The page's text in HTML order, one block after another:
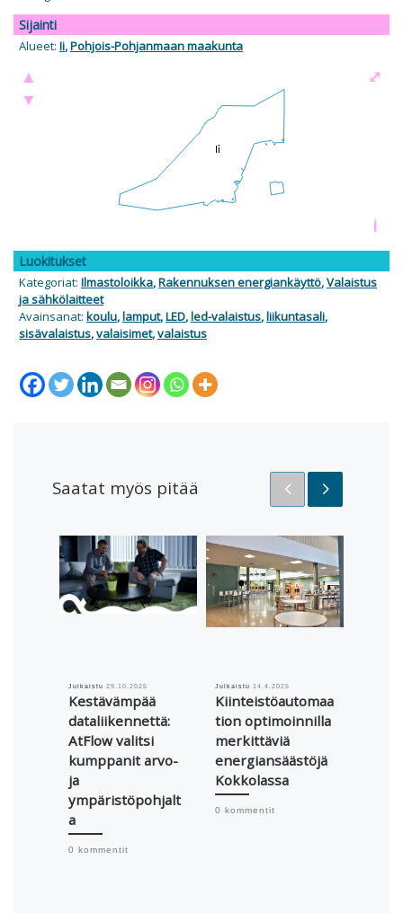
Saatat myös pitää
Julkaistu29.10.2025
Kestävämpää
dataliikennettä:
AtFlow valitsi
kumppanit arvo-
ja
ympäristöpohjalt
a
0 kommentit
Julkaistu14.4.2025
Kiinteistöautomaa
tion optimoinnilla
merkittäviä
energiansäästöjä
Kokkolassa
0 kommentit
Sijainti
Alueet: Ii,Pohjois-Pohjanmaan maakunta
▲
▼
i
⤢
Luokitukset
Kategoriat: Ilmastoloikka,Rakennuksen energiankäyttö,Valaistus
ja sähkölaitteet
Avainsanat: koulu, lamput,LED, led-valaistus, liikuntasali,
sisävalaistus,valaisimet,valaistus